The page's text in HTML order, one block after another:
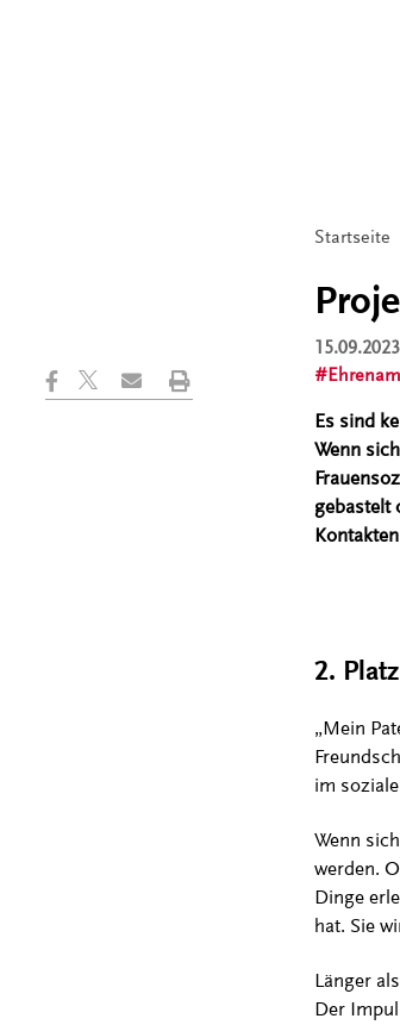
Startseite
Es sind
Wenn
gebastelt
2.
„Mein
im
Wenn
werden.
Dinge
hat. Sie
Länger
Der